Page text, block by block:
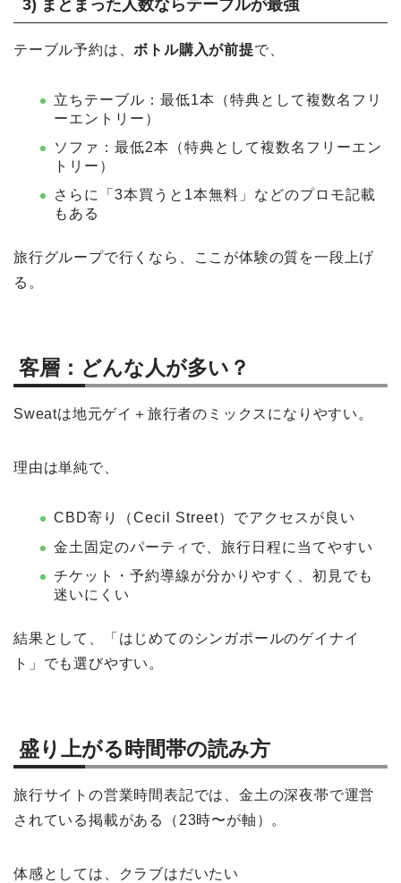
テーブル予約は、ボトル購入が前提で、
立ちテーブル：最低1本（特典として複数名フリ
ーエントリー）
ソファ：最低2本（特典として複数名フリーエン
トリー）
さらに「3本買うと1本無料」などのプロモ記載
もある
旅行グループで行くなら、ここが体験の質を一段上げ
る。
客層：どんな人が多い？
Sweatは地元ゲイ＋旅行者のミックスになりやすい。
理由は単純で、
CBD寄り（Cecil Street）でアクセスが良い
金土固定のパーティで、旅行日程に当てやすい
チケット・予約導線が分かりやすく、初見でも
迷いにくい
結果として、「はじめてのシンガポールのゲイナイ
ト」でも選びやすい。
盛り上がる時間帯の読み方
旅行サイトの営業時間表記では、金土の深夜帯で運営
されている掲載がある（23時〜が軸）。
体感としては、クラブはだいたい